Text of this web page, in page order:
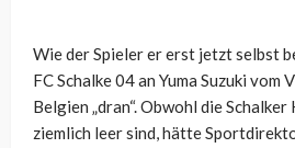
Wie der Spieler er erst jetzt selbst
FC Schalke 04 an Yuma Suzuki vom
Belgien „dran“. Obwohl die
ziemlich leer sind, hätte